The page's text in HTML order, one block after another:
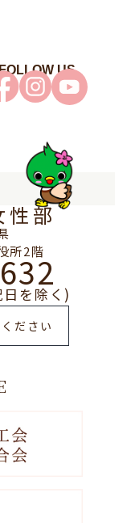
US
性部
所2階
を除く)
ださい